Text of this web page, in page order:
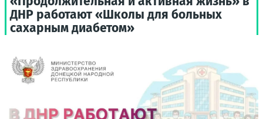
ДНР работают «Школы для больных
сахарным диабетом»